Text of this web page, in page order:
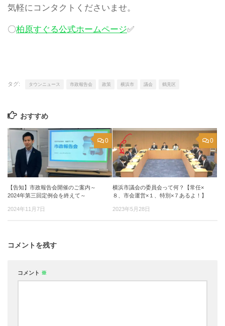
気軽にコンタクトくださいませ。
〇柏原すぐる公式ホームページ✅
タグ: タウンニュース 市政報告会 政策 横浜市 議会 鶴見区
おすすめ
0
【告知】市政報告会開催のご案内～
2024年第三回定例会を終えて～
2024年11月7日
0
横浜市議会の委員会って何？【常任×
８、市会運営×１、特別×７あるよ！】
2023年5月28日
コメントを残す
コメント ※